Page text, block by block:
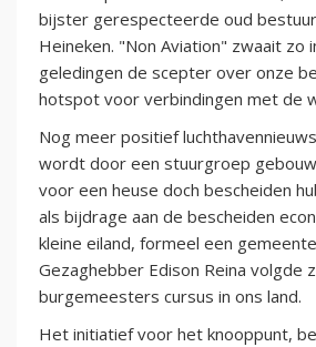
bijster gerespecteerde oud
Heineken. "Non Aviation" zwaait zo
geledingen de scepter over onze
hotspot voor verbindingen met de
Nog meer positief
wordt door een stuurgroep
voor een heuse doch bescheiden
als bijdrage aan de bescheiden
kleine eiland, formeel een
Gezaghebber Edison Reina volgde
burgemeesters cursus in ons land.
Het initiatief voor het knooppunt,